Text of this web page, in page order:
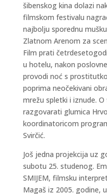
šibenskog kina dolazi
filmskom festivalu
najbolju sporednu
Zlatnom Arenom za
Film prati
u hotelu, nakon
provodi noć s
poprima neočekivani
mrežu spletki i iznude.
razgovarati glumica
koordinatoricom
Svirčić.
Još jedna projekcija uz
subotu 25. studenog.
SMIJEM, filmsku
Magaš iz 2005. godine,